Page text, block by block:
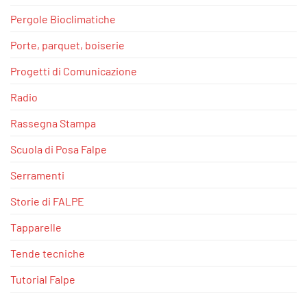
Pergole Bioclimatiche
Porte, parquet, boiserie
Progetti di Comunicazione
Radio
Rassegna Stampa
Scuola di Posa Falpe
Serramenti
Storie di FALPE
Tapparelle
Tende tecniche
Tutorial Falpe